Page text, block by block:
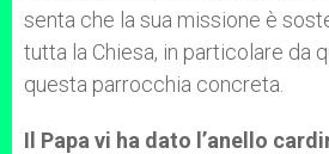
senta che la sua missione è
tutta la Chiesa, in particolare da
questa parrocchia concreta.
Il Papa vi ha dato l’anello